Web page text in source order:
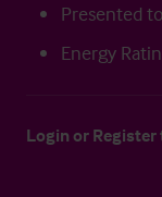
Presented
Energy
Login or Register